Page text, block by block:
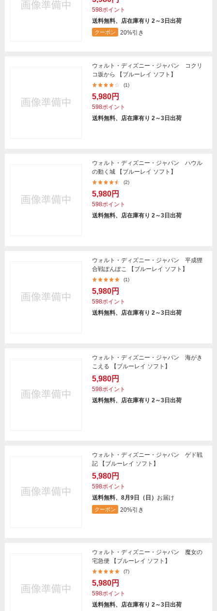
598ポイント
送料無料、店在庫有り 2～3日出荷
クーポン 20%引き
ウォルト・ディズニー・ジャパン コクリ
コ坂から 【ブルーレイ ソフト】
(1)
5,980円
598ポイント
送料無料、店在庫有り 2～3日出荷
ウォルト・ディズニー・ジャパン ハウル
の動く城 【ブルーレイ ソフト】
(2)
5,980円
598ポイント
送料無料、店在庫有り 2～3日出荷
ウォルト・ディズニー・ジャパン 平成狸
合戦ぽんぽこ 【ブルーレイ ソフト】
(1)
5,980円
598ポイント
送料無料、店在庫有り 2～3日出荷
ウォルト・ディズニー・ジャパン 海がき
こえる 【ブルーレイ ソフト】
5,980円
598ポイント
送料無料、店在庫有り 2～3日出荷
ウォルト・ディズニー・ジャパン ゲド戦
記 【ブルーレイ ソフト】
5,980円
598ポイント
送料無料、8月9日（日） お届け
クーポン 20%引き
ウォルト・ディズニー・ジャパン 魔女の
宅急便 【ブルーレイ ソフト】
(7)
5,980円
598ポイント
送料無料、店在庫有り 2～3日出荷